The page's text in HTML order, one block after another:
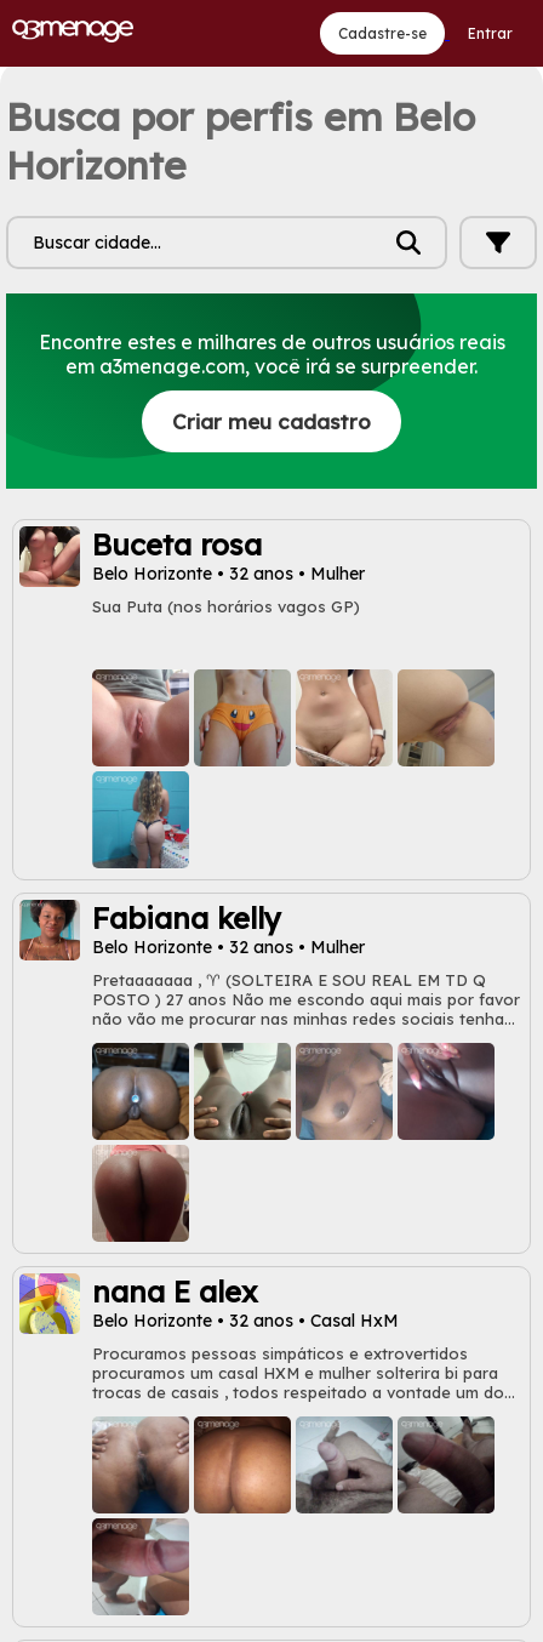
Cadastre-se Entrar
Busca por perfis em Belo
Horizonte
Buscar cidade...
Encontre estes e milhares de outros usuários reais
em a3menage.com, você irá se surpreender.
Criar meu cadastro
Buceta rosa
Belo Horizonte • 32 anos • Mulher
Sua Puta (nos horários vagos GP)
Fabiana kelly
Belo Horizonte • 32 anos • Mulher
Pretaaaaaaa , ♈ (SOLTEIRA E SOU REAL EM TD Q
POSTO ) 27 anos Não me escondo aqui mais por favor
não vão me procurar nas minhas redes sociais tenham
DESESPERADA POR SEXO (Dona da minha própria vida
) 🚨🚨🚨🚨🚨🚨🚨🚨🚨🚨🚨🚨🚨🚨🚨🚨 Gosto de saí pra
dançar me divertir e goza se rola algo Curto sociais
com casais amigos etc .
nana E alex
Belo Horizonte • 32 anos • Casal HxM
Procuramos pessoas simpáticos e extrovertidos
procuramos um casal HXM e mulher solterira bi para
trocas de casais , todos respeitado a vontade um do
sinceros. Queremos um casal que topem começar a
fazer um sexo bem gostoso no mesmo ambiente e
depois topem trocarmos de ambiente,e depois todos
voltamos pro mesmo ambiente.Para apimentar mais o
encontro. Interesse entre em contato zap ************
Somos casados amigos,respeitosos e gostamos de
muito prazer,não temos muita fotos,gostamos de
conhecermos melhor pelo Whatsapp.homens solteiro
não insistam porque sera bloqueado não perca seu
tempo,respondemos mais final de semana.